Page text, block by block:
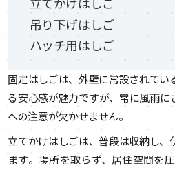
吊り下げはしご
ハッチ用はしご
固定はしごは、外壁に常設されてい
る安心感が魅力ですが、常に風雨に
への注意が欠かせません。
立てかけはしごは、普段は収納し、
ます。場所を取らず、居住空間を